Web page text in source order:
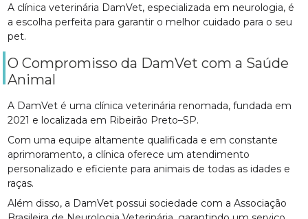
A clínica veterinária DamVet, especializada em neurologia, é
a escolha perfeita para garantir o melhor cuidado para o seu
pet.
O Compromisso da DamVet com a Saúde
Animal
A DamVet é uma clínica veterinária renomada, fundada em
2021 e localizada em Ribeirão Preto–SP.
Com uma equipe altamente qualificada e em constante
aprimoramento, a clínica oferece um atendimento
personalizado e eficiente para animais de todas as idades e
raças.
Além disso, a DamVet possui sociedade com a Associação